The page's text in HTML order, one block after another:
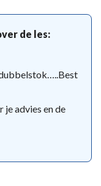
de les:
advies en de